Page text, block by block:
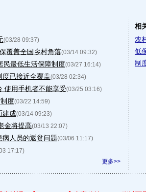
(03/28 09:37)
覆盖全国乡村角落(03/14 09:32)
民最低生活保障制度(03/27 16:14)
已接近全覆盖(03/28 02:34)
使用手机者不能享受(03/25 03:16)
度(03/22 14:59)
建成(03/14 09:23)
金将提高(03/13 22:07)
人员的返贫问题(03/06 11:17)
17:17)
更多>>
相
农
低
制